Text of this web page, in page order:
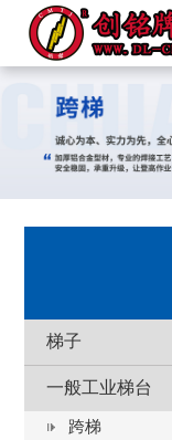
梯子
一般工业梯台
跨梯